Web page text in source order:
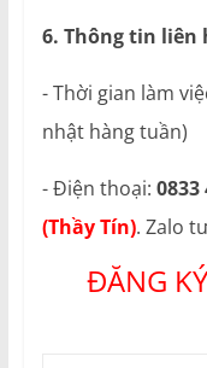
6. Thông tin liên
- Thời gian làm
nhật hàng tuần)
- Điện thoại: 0833
(Thầy Tín). Zalo
ĐĂNG